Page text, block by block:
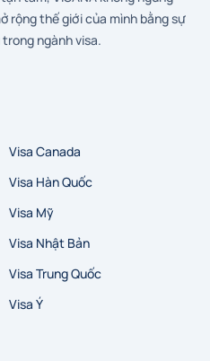
rộng thế giới của mình bằng sự
ngành visa.
Visa Canada
Visa Hàn Quốc
Visa Mỹ
Visa Nhật Bản
Visa Trung Quốc
Visa Ý